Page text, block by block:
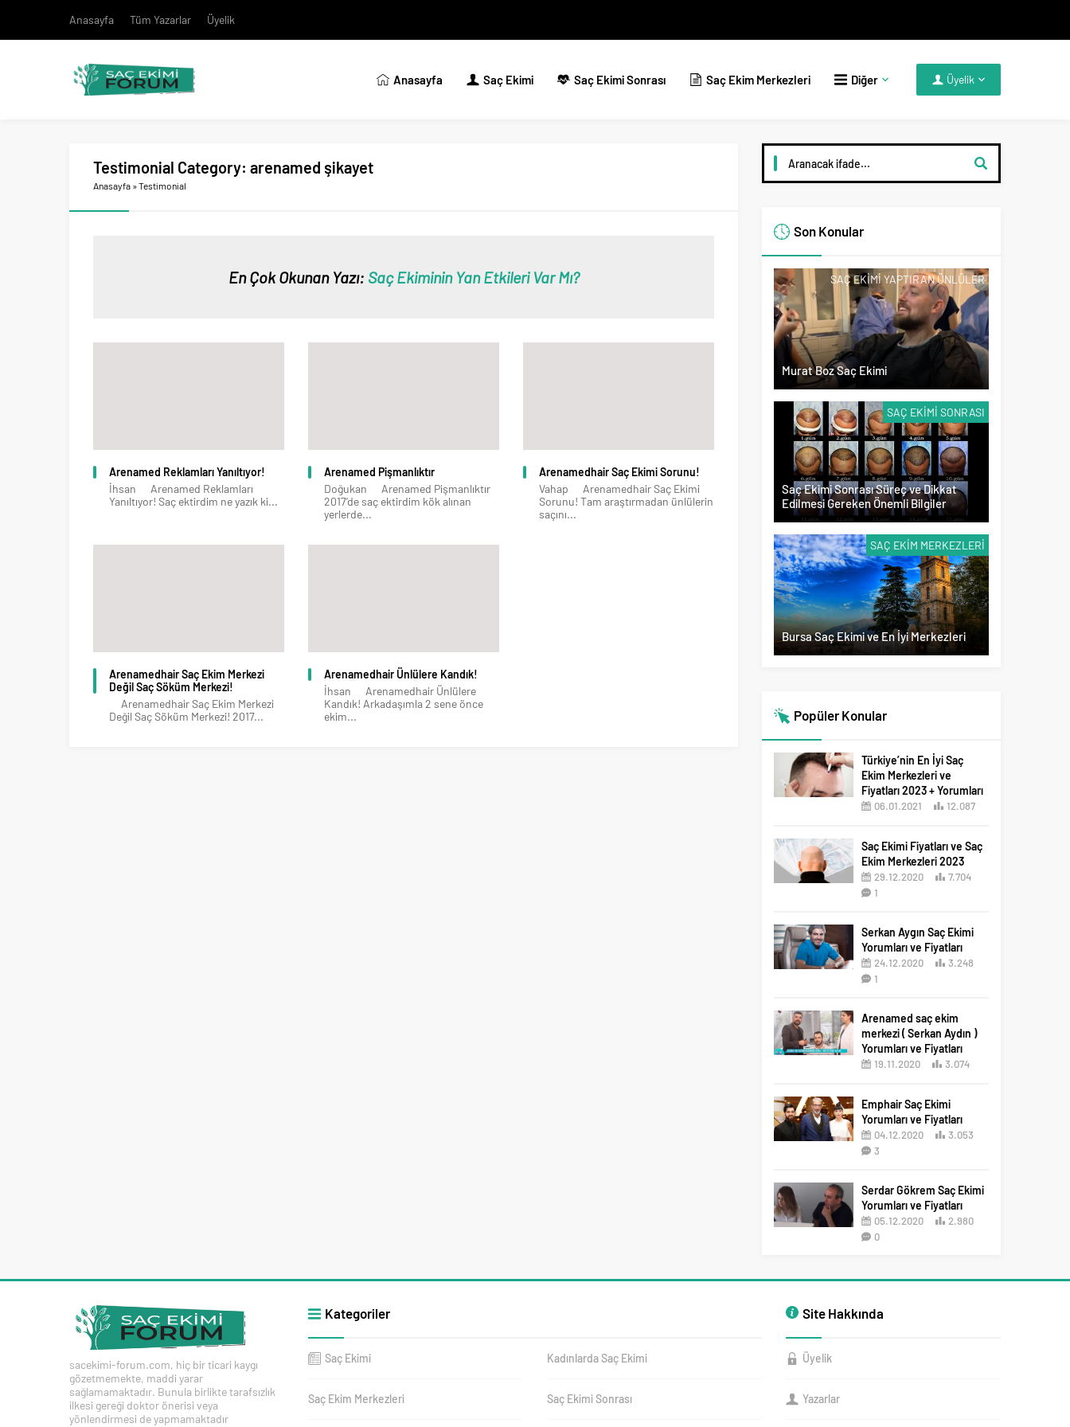
Anasayfa Tüm Yazarlar Üyelik
Anasayfa Saç Ekimi Saç Ekimi Sonrası Saç Ekim Merkezleri Diğer Üyelik
Testimonial Category: arenamed şikayet
Anasayfa »Testimonial
En Çok Okunan Yazı: Saç Ekiminin Yan Etkileri Var Mı?
Arenamed Reklamları Yanıltıyor!
İhsan Arenamed Reklamları
Yanıltıyor! Saç ektirdim ne yazık ki...
Arenamed Pişmanlıktır
Doğukan Arenamed Pişmanlıktır
2017’de saç ektirdim kök alınan
yerlerde...
Arenamedhair Saç Ekimi Sorunu!
Vahap Arenamedhair Saç Ekimi
Sorunu! Tam araştırmadan ünlülerin
saçını...
Arenamedhair Saç Ekim Merkezi
Değil Saç Söküm Merkezi!
Arenamedhair Saç Ekim Merkezi
Değil Saç Söküm Merkezi! 2017...
Arenamedhair Ünlülere Kandık!
İhsan Arenamedhair Ünlülere
Kandık! Arkadaşımla 2 sene önce
ekim...
Son Konular
SAÇ EKIMI YAPTIRAN ÜNLÜLER
Murat Boz Saç Ekimi
SAÇ EKIMI SONRASI
Saç Ekimi Sonrası Süreç ve Dikkat
Edilmesi Gereken Önemli Bilgiler
SAÇ EKIM MERKEZLERI
Bursa Saç Ekimi ve En İyi Merkezleri
Popüler Konular
Türkiye’nin En İyi Saç
Ekim Merkezleri ve
Fiyatları 2023 + Yorumları
06.01.2021
12.087
Saç Ekimi Fiyatları ve Saç
Ekim Merkezleri 2023
29.12.2020
7.704
1
Serkan Aygın Saç Ekimi
Yorumları ve Fiyatları
24.12.2020
3.248
1
Arenamed saç ekim
merkezi ( Serkan Aydın )
Yorumları ve Fiyatları
19.11.2020
3.074
Emphair Saç Ekimi
Yorumları ve Fiyatları
04.12.2020
3.053
3
Serdar Gökrem Saç Ekimi
Yorumları ve Fiyatları
05.12.2020
2.980
0
sacekimi-forum.com, hiç bir ticari kaygı
gözetmemekte, maddi yarar
sağlamamaktadır. Bunula birlikte tarafsızlık
ilkesi gereği doktor önerisi veya
yönlendirmesi de yapmamaktadır
Kategoriler
Saç Ekimi Kadınlarda Saç Ekimi
Saç Ekim Merkezleri Saç Ekimi Sonrası
Site Hakkında
Üyelik
Yazarlar